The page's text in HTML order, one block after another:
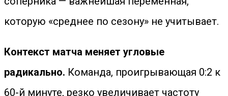
которую «среднее по сезону» не учитывает.
Контекст матча меняет угловые
радикально. Команда, проигрывающая 0:2 к
60-й минуте, резко увеличивает частоту